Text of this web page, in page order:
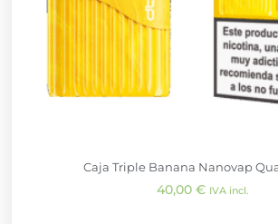
Caja Triple Banana Nanovap
40,00 € IVA incl.